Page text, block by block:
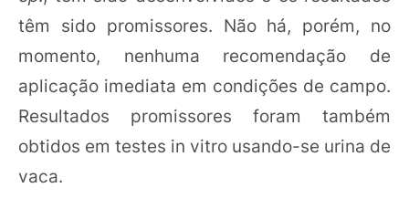
têm sido promissores. Não há, porém, no
momento, nenhuma recomendação de
aplicação imediata em condições de campo.
Resultados promissores foram também
obtidos em testes in vitro usando-se urina de
vaca.